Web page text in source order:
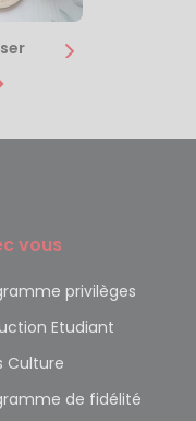
vous
privilèges
Etudiant
Culture
de fidélité